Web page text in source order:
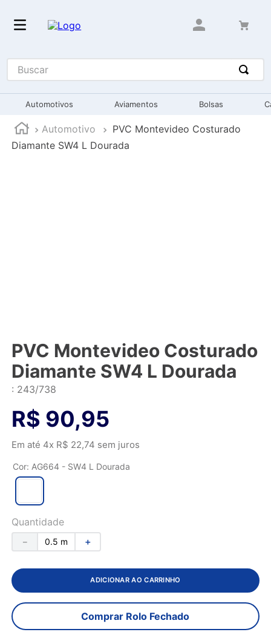
Buscar
Automotivos Aviamentos Bolsas
Automotivo
PVC Montevideo Costurado
Diamante SW4 L Dourada
PVC Montevideo Costurado
Diamante SW4 L Dourada
: 243/738
R$ 90,95
Em até 4x R$ 22,74 sem juros
Cor: AG664 - SW4 L Dourada
Quantidade
＋
－
ADICIONAR AO CARRINHO
Comprar Rolo Fechado